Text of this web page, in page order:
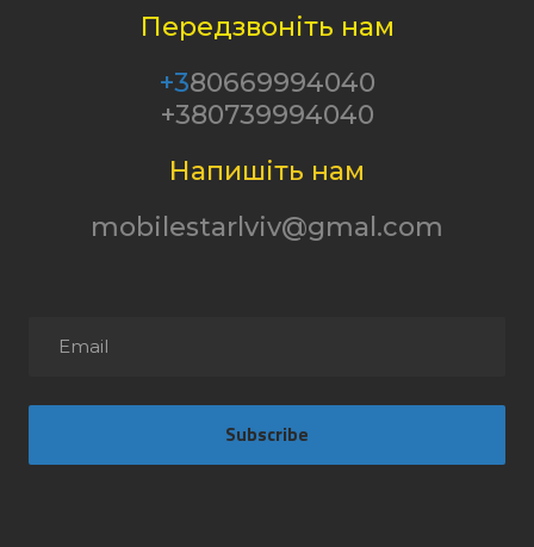
Передзвоніть нам
+380669994040
+380739994040
Напишіть нам
mobilestarlviv@gmal.com
Subscribe